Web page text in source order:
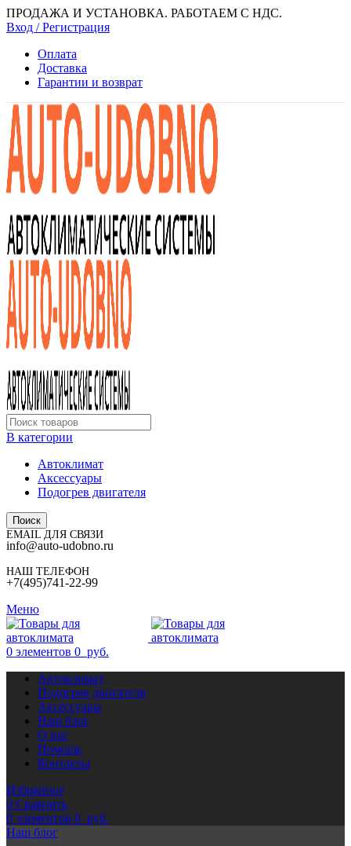
ПРОДАЖА И УСТАНОВКА. РАБОТАЕМ С НДС.
Вход / Регистрация
Оплата
Доставка
Гарантии и возврат
В категории
Автоклимат
Аксессуары
Подогрев двигателя
Поиск
EMAIL ДЛЯ СВЯЗИ
info@auto-udobno.ru
НАШ ТЕЛЕФОН
+7(495)741-22-99
Меню
0 элементов 0 руб.
Автоклимат
Подогрев двигателя
Аксессуары
Наш блог
О нас
Помощь
Контакты
Избранное
0 Сравнить
0 элементов 0 руб.
Наш блог